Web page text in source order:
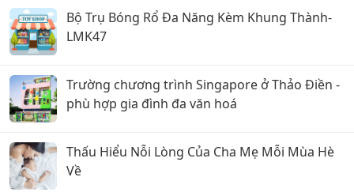
Bộ Trụ Bóng Rổ Đa Năng Kèm Khung Thành-
LMK47
Trường chương trình Singapore ở Thảo Điền -
phù hợp gia đình đa văn hoá
Thấu Hiểu Nỗi Lòng Của Cha Mẹ Mỗi Mùa Hè
Về